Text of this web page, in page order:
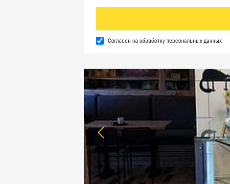
Согласен на обработку персональных данных